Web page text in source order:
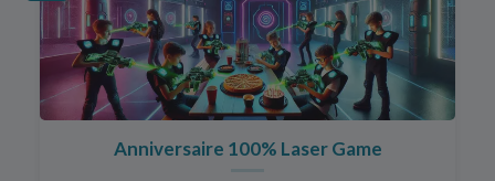
Anniversaire 100% Laser Game